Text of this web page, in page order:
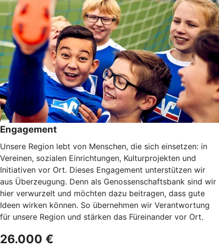
Engagement
Unsere Region lebt von Menschen, die sich einsetzen: in
Vereinen, sozialen Einrichtungen, Kulturprojekten und
Initiativen vor Ort. Dieses Engagement unterstützen wir
aus Überzeugung. Denn als Genossenschaftsbank sind wir
hier verwurzelt und möchten dazu beitragen, dass gute
Ideen wirken können. So übernehmen wir Verantwortung
für unsere Region und stärken das Füreinander vor Ort.
26.000 €